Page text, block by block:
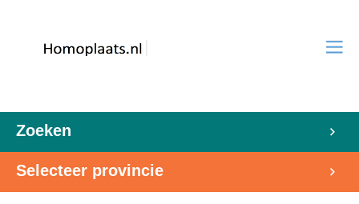
Zoeken
Selecteer provincie